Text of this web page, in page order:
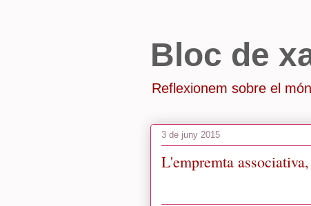
Bloc de
Reflexionem sobre el
3 de juny 2015
L'empremta